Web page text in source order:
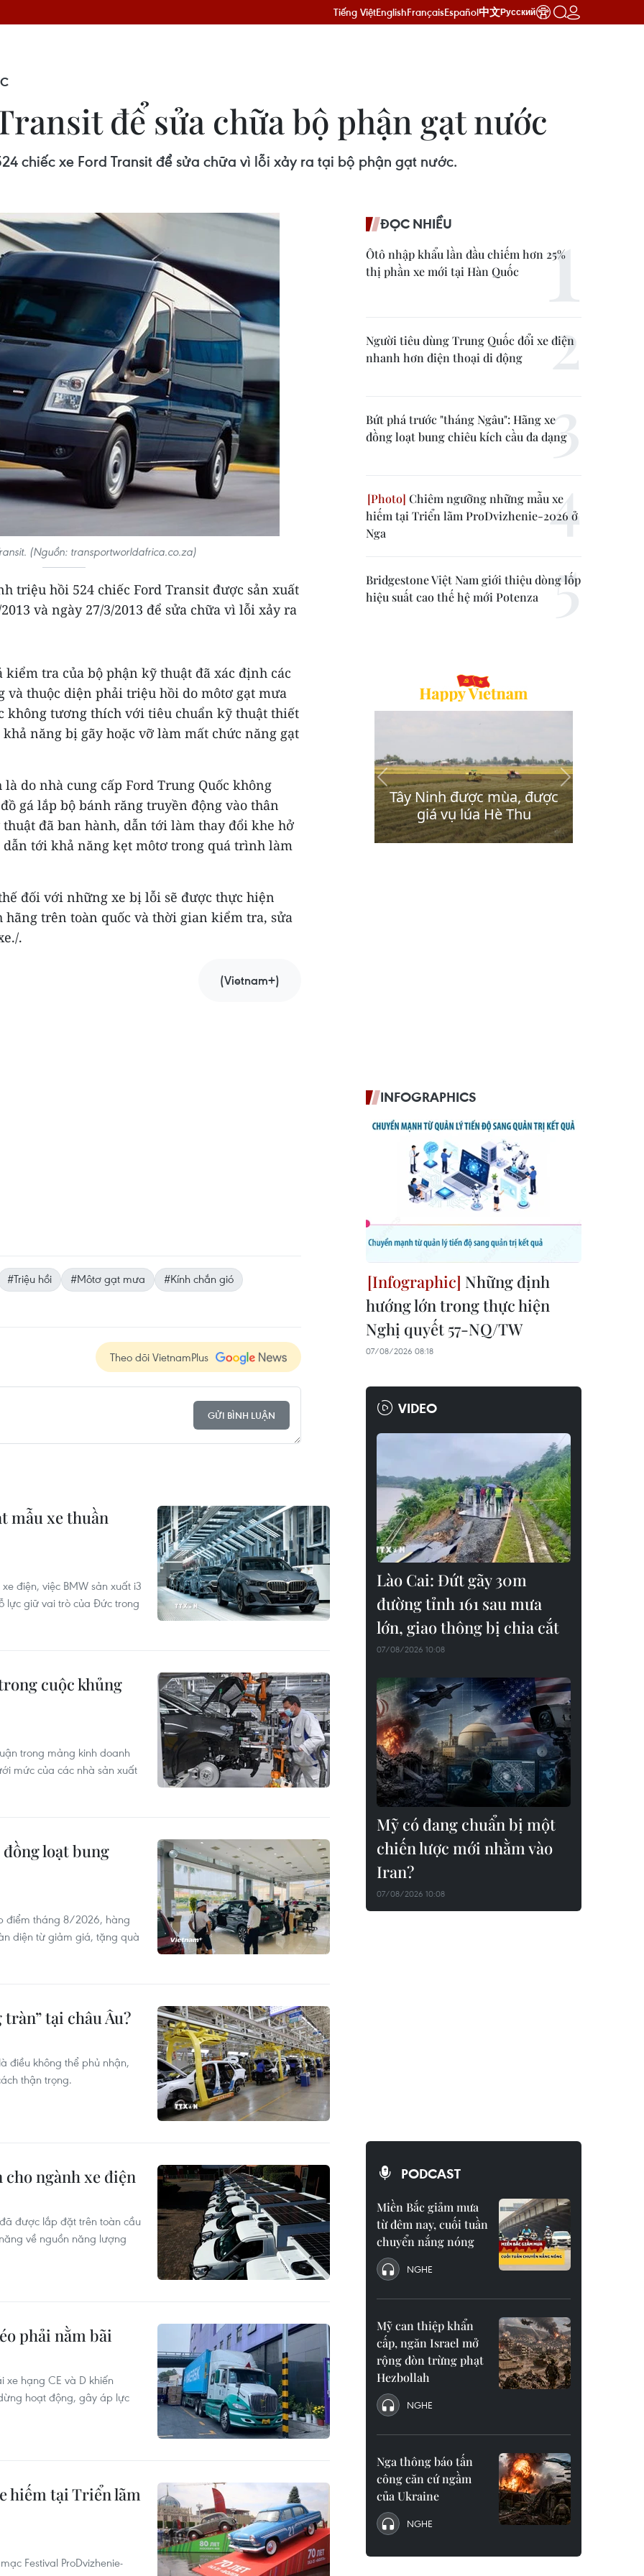
Tiếng ViệtEnglishFrançaisEspañol中文Русский
để sửa chữa bộ phận gạt nước
chiếc xe Ford Transit để sửa chữa vì lỗi xảy ra tại bộ phận gạt nước.
(Nguồn: transportworldafrica.co.za)
triệu hồi 524 chiếc Ford Transit được sản xuất
và ngày 27/3/2013 để sửa chữa vì lỗi xảy ra
kiểm tra của bộ phận kỹ thuật đã xác định các
thuộc diện phải triệu hồi do môtơ gạt mưa
không tương thích với tiêu chuẩn kỹ thuật thiết
năng bị gãy hoặc vỡ làm mất chức năng gạt
do nhà cung cấp Ford Trung Quốc không
gá lắp bộ bánh răng truyền động vào thân
đã ban hành, dẫn tới làm thay đổi khe hở
tới khả năng kẹt môtơ trong quá trình làm
đối với những xe bị lỗi sẽ được thực hiện
trên toàn quốc và thời gian kiểm tra, sửa
.
(Vietnam+)
#Triệu hồi #Môtơ gạt mưa
#Kính chắn gió
Theo dõi VietnamPlus
GỬI BÌNH LUẬN
mẫu xe thuần
điện, việc BMW sản xuất i3
lực giữ vai trò của Đức trong
cuộc khủng
trong mảng kinh doanh
mức của các nhà sản xuất
loạt bung
điểm tháng 8/2026, hàng
diện từ giảm giá, tặng quà
tại châu Âu?
điều không thể phủ nhận,
thận trọng.
ngành xe điện
được lắp đặt trên toàn cầu
về nguồn năng lượng
phải nằm bãi
xe hạng CE và D khiến
hoạt động, gây áp lực
hiếm tại Triển lãm
Festival ProDvizhenie-
ĐỌC NHIỀU
Ôtô nhập khẩu lần đầu chiếm hơn 25%
thị phần xe mới tại Hàn Quốc
Người tiêu dùng Trung Quốc đổi xe điện
nhanh hơn điện thoại di động
Bứt phá trước "tháng Ngâu": Hãng xe
đồng loạt bung chiêu kích cầu đa dạng
Chiêm ngưỡng những mẫu xe
hiếm tại Triển lãm ProDvizhenie-2026 ở
Nga
Bridgestone Việt Nam giới thiệu dòng lốp
hiệu suất cao thế hệ mới Potenza
INFOGRAPHICS
Những định
hướng lớn trong thực hiện
Nghị quyết 57-NQ/TW
07/08/2026 08:18
VIDEO
Lào Cai: Đứt gãy 30m
đường tỉnh 161 sau mưa
lớn, giao thông bị chia cắt
07/08/2026 10:08
Mỹ có đang chuẩn bị một
chiến lược mới nhằm vào
Iran?
07/08/2026 10:08
PODCAST
Miền Bắc giảm mưa
từ đêm nay, cuối tuần
chuyển nắng nóng
NGHE
Mỹ can thiệp khẩn
cấp, ngăn Israel mở
rộng đòn trừng phạt
Hezbollah
NGHE
Nga thông báo tấn
công căn cứ ngầm
của Ukraine
NGHE